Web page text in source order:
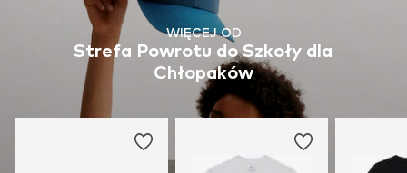
WIĘCEJ OD
Strefa Powrotu do Szkoły dla
Chłopaków